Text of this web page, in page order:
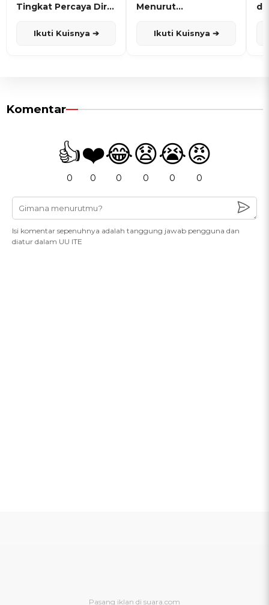
Tingkat Percaya Diri
Ikuti Kuisnya ➔
Menurut
Ikuti Kuisnya ➔
Komentar
👍
0
❤️
0
😂
0
😧
0
😭
0
😡
0
Isi komentar sepenuhnya adalah tanggung jawab pengguna dan
diatur dalam UU ITE